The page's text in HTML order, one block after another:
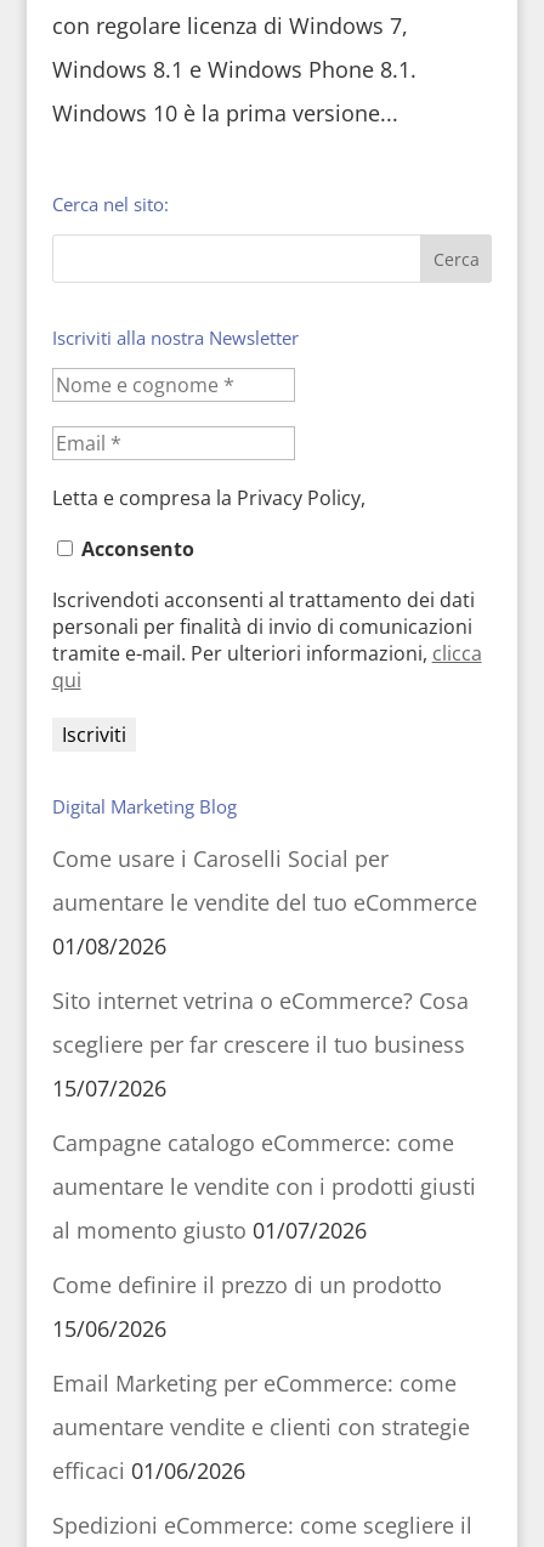
con regolare licenza di Windows 7,
Windows 8.1 e Windows Phone 8.1.
Windows 10 è la prima versione...
Cerca nel sito:
Iscriviti alla nostra Newsletter
Letta e compresa la Privacy Policy,
Acconsento
Iscrivendoti acconsenti al trattamento dei dati
personali per finalità di invio di comunicazioni
tramite e-mail. Per ulteriori informazioni, clicca
qui
Digital Marketing Blog
Come usare i Caroselli Social per
aumentare le vendite del tuo eCommerce
01/08/2026
Sito internet vetrina o eCommerce? Cosa
scegliere per far crescere il tuo business
15/07/2026
Campagne catalogo eCommerce: come
aumentare le vendite con i prodotti giusti
al momento giusto 01/07/2026
Come definire il prezzo di un prodotto
15/06/2026
Email Marketing per eCommerce: come
aumentare vendite e clienti con strategie
efficaci 01/06/2026
Spedizioni eCommerce: come scegliere il